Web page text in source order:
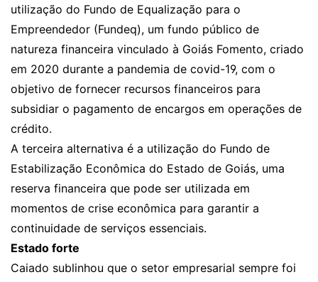
utilização do Fundo de Equalização para o
Empreendedor (Fundeq), um fundo público de
natureza financeira vinculado à Goiás Fomento, criado
em 2020 durante a pandemia de covid-19, com o
objetivo de fornecer recursos financeiros para
subsidiar o pagamento de encargos em operações de
crédito.
A terceira alternativa é a utilização do Fundo de
Estabilização Econômica do Estado de Goiás, uma
reserva financeira que pode ser utilizada em
momentos de crise econômica para garantir a
continuidade de serviços essenciais.
Estado forte
Caiado sublinhou que o setor empresarial sempre foi